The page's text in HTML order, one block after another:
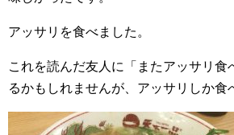
アッサリを食べました。
これを読んだ友人に「またアッサリ食
るかもしれませんが、アッサリしか食